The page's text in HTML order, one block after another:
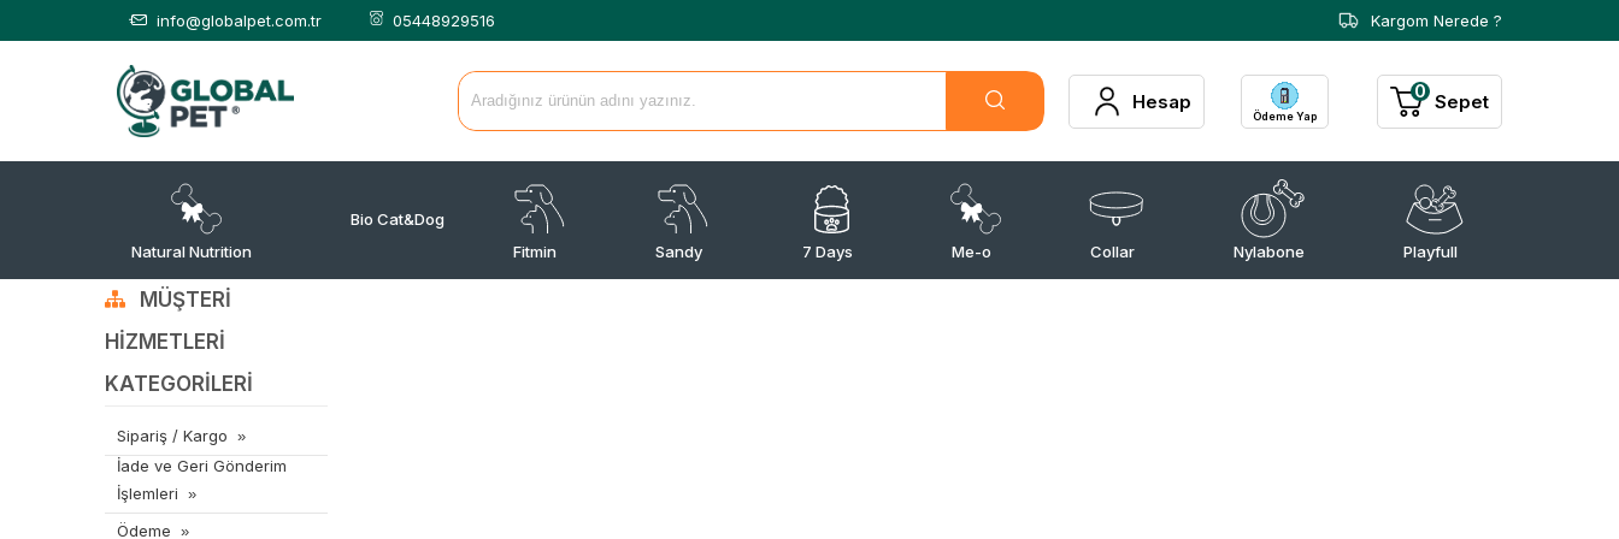
info@globalpet.com.tr 05448929516 Kargom Nerede ?
Hesap
Ödeme Yap
0 Sepet
Natural Nutrition
Bio Cat&Dog
Fitmin
Sandy 7 Days Me-o Collar Nylabone Playfull
MÜŞTERI
HIZMETLERI
KATEGORILERI
Sipariş / Kargo
İade ve Geri Gönderim
İşlemleri
Ödeme